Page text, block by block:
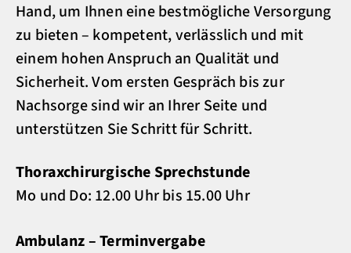
Hand, um Ihnen eine bestmögliche Versorgung
zu bieten – kompetent, verlässlich und mit
einem hohen Anspruch an Qualität und
Sicherheit. Vom ersten Gespräch bis zur
Nachsorge sind wir an Ihrer Seite und
unterstützen Sie Schritt für Schritt.
Thoraxchirurgische Sprechstunde
Mo und Do: 12.00 Uhr bis 15.00 Uhr
Ambulanz – Terminvergabe